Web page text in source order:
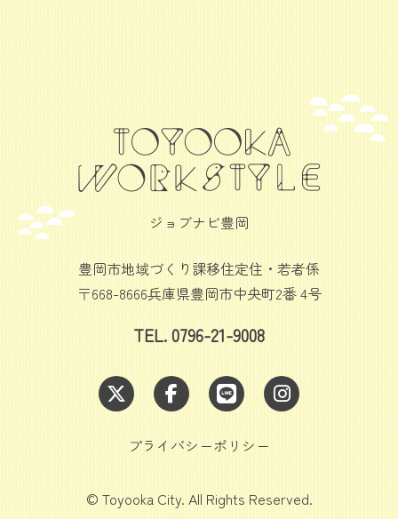
ジョブナビ豊岡
豊岡市地域づくり課移住定住・若者係
〒668-8666兵庫県豊岡市中央町2番 4号
TEL. 0796-21-9008
プライバシーポリシー
© Toyooka City. All Rights Reserved.